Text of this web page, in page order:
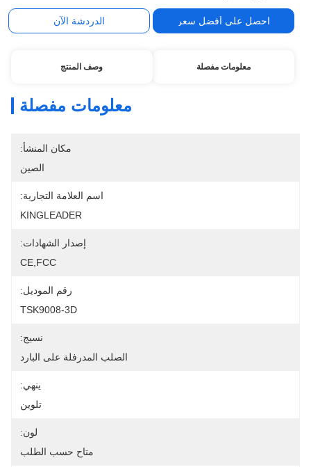
احصل على أفضل سعر الدردشة الآن
معلومات مفصلة وصف المنتج
معلومات مفصلة
مكان المنشأ:
الصين
اسم العلامة التجارية:
KINGLEADER
إصدار الشهادات:
CE,FCC
رقم الموديل:
TSK9008-3D
نسيج:
الصلب المدرفلة على البارد
ينهي:
تلوين
لون:
متاح حسب الطلب